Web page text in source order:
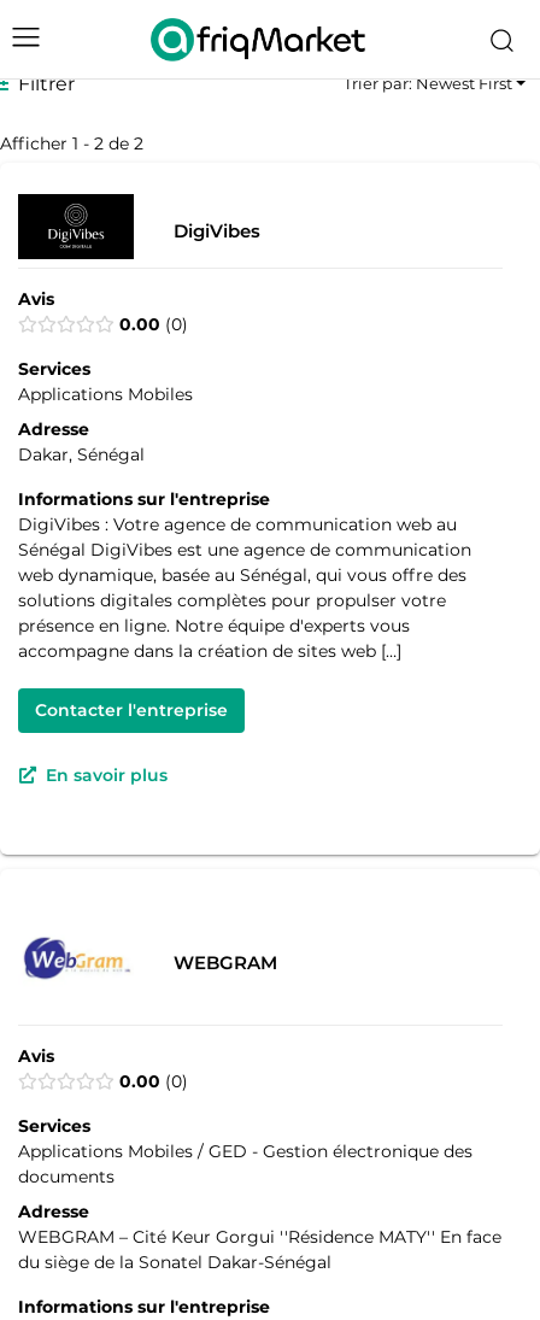
Filtrer
Afficher 1 - 2 de 2
Trier par: Newest First
DigiVibes
Avis
0.00 0
Services
Applications Mobiles
Adresse
Dakar, Sénégal
Informations sur l'entreprise
DigiVibes : Votre agence de communication web au
Sénégal DigiVibes est une agence de communication
web dynamique, basée au Sénégal, qui vous offre des
solutions digitales complètes pour propulser votre
présence en ligne. Notre équipe d'experts vous
accompagne dans la création de sites web […]
Contacter l'entreprise
En savoir plus
WEBGRAM
Avis
0.00 0
Services
Applications Mobiles / GED - Gestion électronique des
documents
Adresse
WEBGRAM – Cité Keur Gorgui ''Résidence MATY'' En face
du siège de la Sonatel Dakar-Sénégal
Informations sur l'entreprise